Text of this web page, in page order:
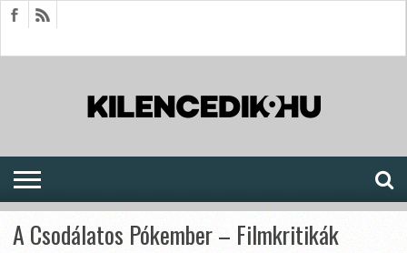
A Csodálatos Pókember – Filmkritikák